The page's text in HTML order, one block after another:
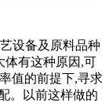
设备及原料品种
体有这种原因,可
值的前提下,寻求
。以前这样做的